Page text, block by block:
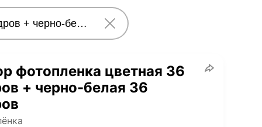
фотопленка цветная 36
+ черно-белая 36